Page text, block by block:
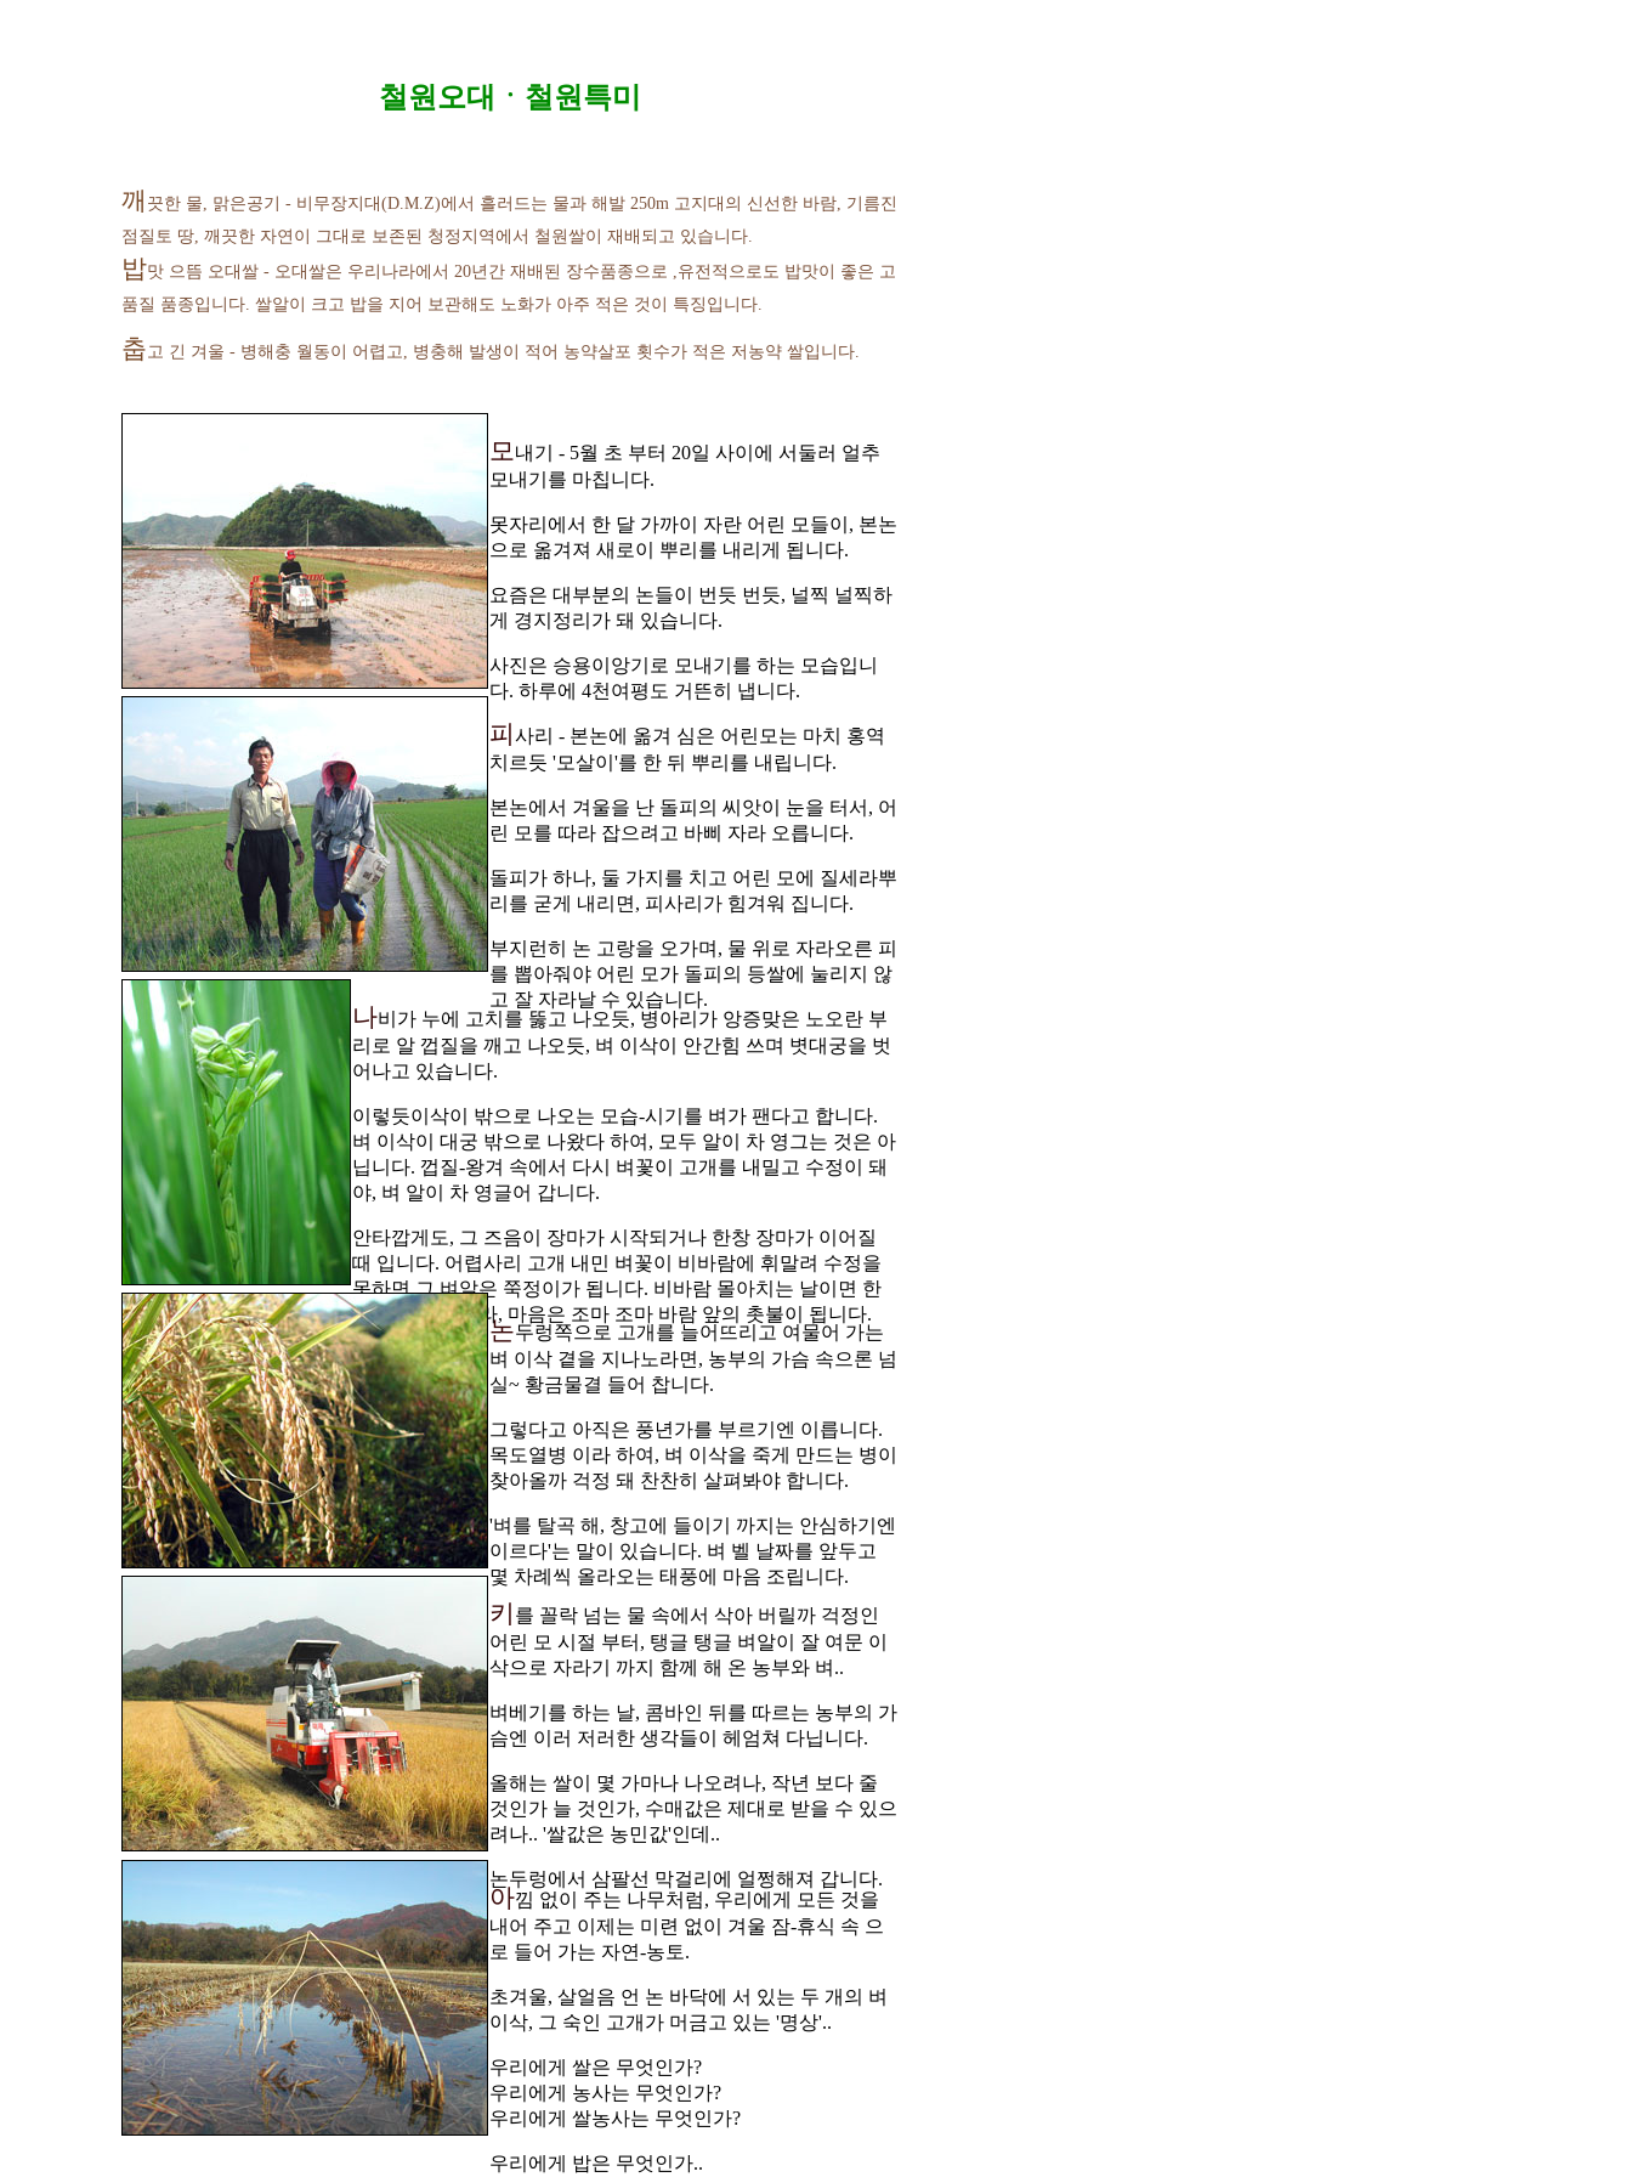
철원오대ㆍ철원특미
깨 끗한 물, 맑은공기 - 비무장지대(D.M.Z)에서 흘러드는 물과 해발 250m 고지대의 신선한 바람, 기름진
점질토 땅, 깨끗한 자연이 그대로 보존된 청정지역에서 철원쌀이 재배되고 있습니다.
모내기 - 5월 초 부터 20일 사이에 서둘러 얼추
모내기를 마칩니다.
못자리에서 한 달 가까이 자란 어린 모들이, 본논
으로 옮겨져 새로이 뿌리를 내리게 됩니다.
요즘은 대부분의 논들이 번듯 번듯, 널찍 널찍하
게 경지정리가 돼 있습니다.
사진은 승용이앙기로 모내기를 하는 모습입니
다. 하루에 4천여평도 거뜬히 냅니다.
피사리 - 본논에 옮겨 심은 어린모는 마치 홍역
치르듯 '모살이'를 한 뒤 뿌리를 내립니다.
본논에서 겨울을 난 돌피의 씨앗이 눈을 터서, 어
린 모를 따라 잡으려고 바삐 자라 오릅니다.
돌피가 하나, 둘 가지를 치고 어린 모에 질세라뿌
리를 굳게 내리면, 피사리가 힘겨워 집니다.
부지런히 논 고랑을 오가며, 물 위로 자라오른 피
를 뽑아줘야 어린 모가 돌피의 등쌀에 눌리지 않
고 잘 자라날 수 있습니다.
나비가 누에 고치를 뚫고 나오듯, 병아리가 앙증맞은 노오란 부
리로 알 껍질을 깨고 나오듯, 벼 이삭이 안간힘 쓰며 볏대궁을 벗
어나고 있습니다.
이렇듯이삭이 밖으로 나오는 모습-시기를 벼가 팬다고 합니다.
벼 이삭이 대궁 밖으로 나왔다 하여, 모두 알이 차 영그는 것은 아
닙니다. 껍질-왕겨 속에서 다시 벼꽃이 고개를 내밀고 수정이 돼
야, 벼 알이 차 영글어 갑니다.
안타깝게도, 그 즈음이 장마가 시작되거나 한창 장마가 이어질
때 입니다. 어렵사리 고개 내민 벼꽃이 비바람에 휘말려 수정을
못하면 그 벼알은 쭉정이가 됩니다. 비바람 몰아치는 날이면 한
해 농사 망칠세라, 마음은 조마 조마 바람 앞의 촛불이 됩니다.
논두렁쪽으로 고개를 늘어뜨리고 여물어 가는
벼 이삭 곁을 지나노라면, 농부의 가슴 속으론 넘
실~ 황금물결 들어 찹니다.
그렇다고 아직은 풍년가를 부르기엔 이릅니다.
목도열병 이라 하여, 벼 이삭을 죽게 만드는 병이
찾아올까 걱정 돼 찬찬히 살펴봐야 합니다.
'벼를 탈곡 해, 창고에 들이기 까지는 안심하기엔
이르다'는 말이 있습니다. 벼 벨 날짜를 앞두고
몇 차례씩 올라오는 태풍에 마음 조립니다.
키 를 꼴락 넘는 물 속에서 삭아 버릴까 걱정인
어린 모 시절 부터, 탱글 탱글 벼알이 잘 여문 이
삭으로 자라기 까지 함께 해 온 농부와 벼..
벼베기를 하는 날, 콤바인 뒤를 따르는 농부의 가
슴엔 이러 저러한 생각들이 헤엄쳐 다닙니다.
올해는 쌀이 몇 가마나 나오려나, 작년 보다 줄
것인가 늘 것인가, 수매값은 제대로 받을 수 있으
려나.. '쌀값은 농민값'인데..
논두렁에서 삼팔선 막걸리에 얼쩡해져 갑니다.
아낌 없이 주는 나무처럼, 우리에게 모든 것을
내어 주고 이제는 미련 없이 겨울 잠-휴식 속 으
로 들어 가는 자연-농토.
초겨울, 살얼음 언 논 바닥에 서 있는 두 개의 벼
이삭, 그 숙인 고개가 머금고 있는 '명상'..
우리에게 쌀은 무엇인가?
우리에게 농사는 무엇인가?
우리에게 쌀농사는 무엇인가?
우리에게 밥은 무엇인가..
밥맛 으뜸 오대쌀 - 오대쌀은 우리나라에서 20년간 재배된 장수품종으로 ,유전적으로도 밥맛이 좋은 고
품질 품종입니다. 쌀알이 크고 밥을 지어 보관해도 노화가 아주 적은 것이 특징입니다.
춥고 긴 겨울 - 병해충 월동이 어렵고, 병충해 발생이 적어 농약살포 횟수가 적은 저농약 쌀입니다.